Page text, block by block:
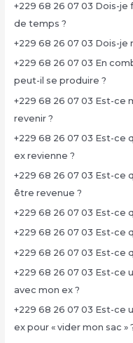
+229 68 26 07 03 Dois-je
de temps ?
+229 68 26 07 03 Dois-
+229 68 26 07 03 En
peut-il se produire ?
+229 68 26 07 03 Est-ce
revenir ?
+229 68 26 07 03 Est-ce
ex revienne ?
+229 68 26 07 03 Est-ce
être revenue ?
+229 68 26 07 03 Est-ce
+229 68 26 07 03 Est-ce
+229 68 26 07 03 Est-ce
+229 68 26 07 03 Est-ce
avec mon ex ?
+229 68 26 07 03 Est-ce
ex pour « vider mon sac »